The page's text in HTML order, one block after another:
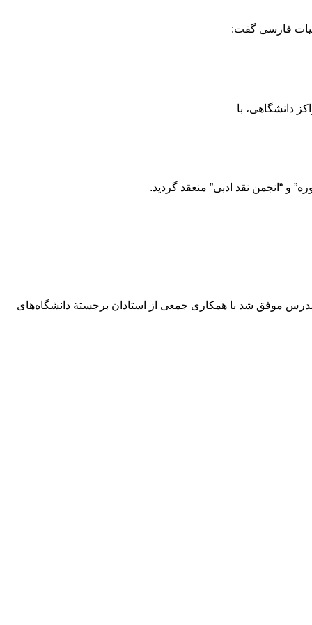
فارسی گفت:
دانشگاهی، با
و “انجمن نقد ادبی” منعقد گردید.
موفق شد با همكاری جمعی از استادان برجستة دانشگاه‌های